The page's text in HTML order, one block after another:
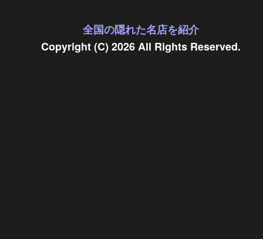
全国の隠れた名店を紹介
Copyright (C) 2026 All Rights Reserved.